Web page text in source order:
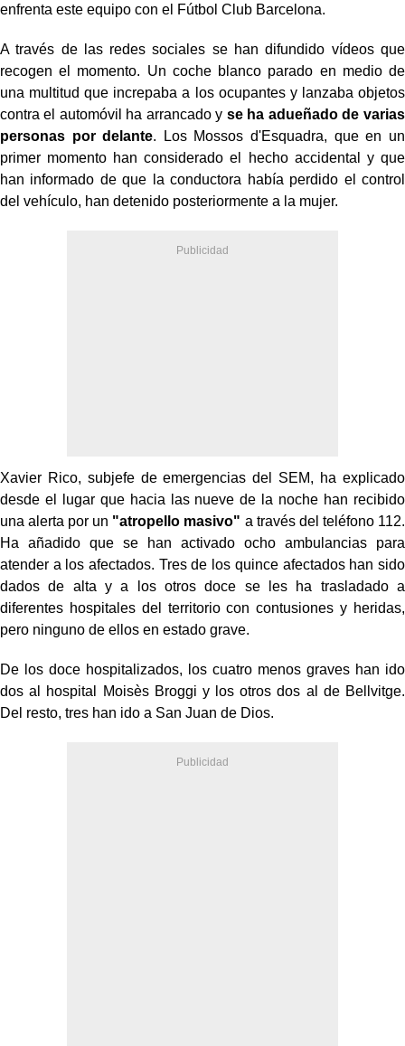
enfrenta este equipo con el Fútbol Club Barcelona.
A través de las redes sociales se han difundido vídeos que
recogen el momento. Un coche blanco parado en medio de
una multitud que increpaba a los ocupantes y lanzaba objetos
contra el automóvil ha arrancado y se ha adueñado de varias
personas por delante. Los Mossos d'Esquadra, que en un
primer momento han considerado el hecho accidental y que
han informado de que la conductora había perdido el control
del vehículo, han detenido posteriormente a la mujer.
Xavier Rico, subjefe de emergencias del SEM, ha explicado
desde el lugar que hacia las nueve de la noche han recibido
una alerta por un "atropello masivo" a través del teléfono 112.
Ha añadido que se han activado ocho ambulancias para
atender a los afectados. Tres de los quince afectados han sido
dados de alta y a los otros doce se les ha trasladado a
diferentes hospitales del territorio con contusiones y heridas,
pero ninguno de ellos en estado grave.
De los doce hospitalizados, los cuatro menos graves han ido
dos al hospital Moisès Broggi y los otros dos al de Bellvitge.
Del resto, tres han ido a San Juan de Dios.